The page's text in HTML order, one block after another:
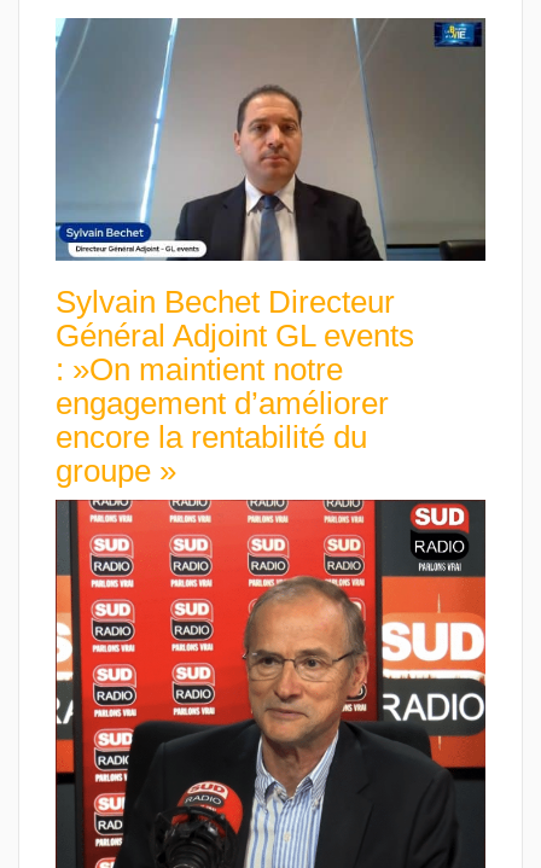
Sylvain Bechet Directeur
Général Adjoint GL events
: »On maintient notre
engagement d’améliorer
encore la rentabilité du
groupe »